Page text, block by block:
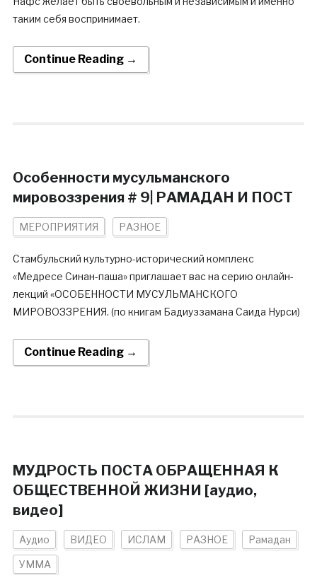
таким себя воспринимает.
Continue Reading →
Особенности мусульманского
мировоззрения # 9| РАМАДАН И ПОСТ
МЕРОПРИЯТИЯ РАЗНОЕ
Стамбульский культурно-исторический комплекс
«Медресе Синан-паша» приглашает вас на серию онлайн-
лекций «ОСОБЕННОСТИ МУСУЛЬМАНСКОГО
МИРОВОЗЗРЕНИЯ. (по книгам Бадиуззамана Саида Нурси)
Continue Reading →
МУДРОСТЬ ПОСТА ОБРАЩЕННАЯ К
ОБЩЕСТВЕННОЙ ЖИЗНИ [аудио,
видео]
Аудио ВИДЕО ИСЛАМ РАЗНОЕ Рамадан
УММА